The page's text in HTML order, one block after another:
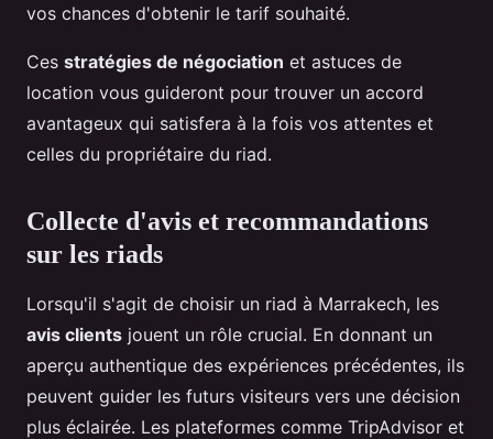
vos chances d'obtenir le tarif souhaité.
Ces stratégies de négociation et astuces de
location vous guideront pour trouver un accord
avantageux qui satisfera à la fois vos attentes et
celles du propriétaire du riad.
Collecte d'avis et recommandations
sur les riads
Lorsqu'il s'agit de choisir un riad à Marrakech, les
avis clients jouent un rôle crucial. En donnant un
aperçu authentique des expériences précédentes, ils
peuvent guider les futurs visiteurs vers une décision
plus éclairée. Les plateformes comme TripAdvisor et